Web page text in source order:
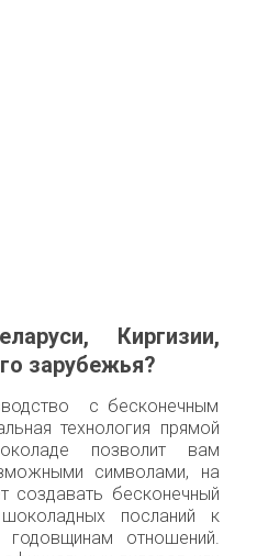
Киргизии,
зарубежья?
с бесконечным
технология прямой
позволит вам
символами, на
создавать бесконечный
посланий к
годовщинам отношений.